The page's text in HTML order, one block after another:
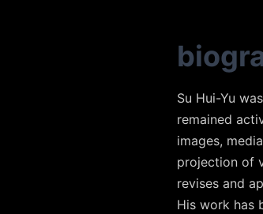
Su Hui-Yu
remained
images,
projection of
revises and
His work has